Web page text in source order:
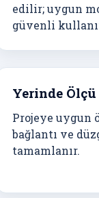
edilir; uygun
güvenli
Yerinde
Projeye uygun
bağlantı ve
tamamlanır.